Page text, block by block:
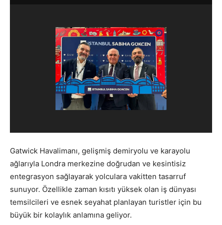
Gatwick Havalimanı, gelişmiş demiryolu ve karayolu
ağlarıyla Londra merkezine doğrudan ve kesintisiz
entegrasyon sağlayarak yolculara vakitten tasarruf
sunuyor. Özellikle zaman kısıtı yüksek olan iş dünyası
temsilcileri ve esnek seyahat planlayan turistler için bu
büyük bir kolaylık anlamına geliyor.